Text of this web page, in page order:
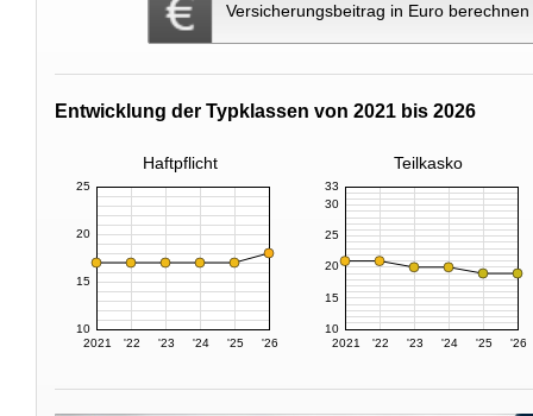
Versicherungsbeitrag in Euro berechnen
Entwicklung der Typklassen von 2021 bis 2026
Haftpflicht Teilkasko
2021 '22 '23 '24 '25 '26
10
15
20
25
2021 '22 '23 '24 '25 '26
10
15
20
25
30
33